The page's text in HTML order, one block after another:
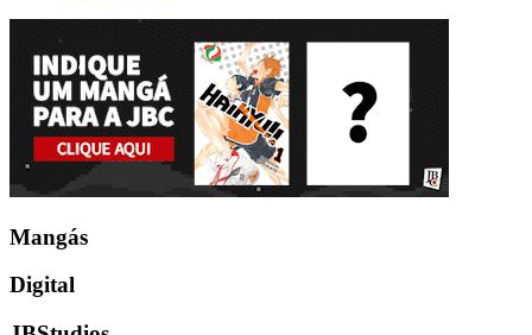
Mangás
Digital